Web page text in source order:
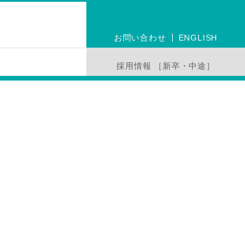
お問い合わせ ENGLISH
採用情報 ［新卒・中途］